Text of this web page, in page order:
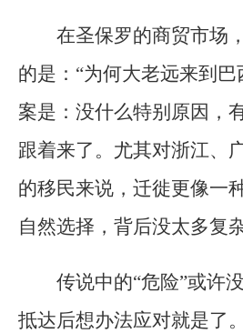
在圣保罗的商贸市场
的是：“为何大老远来到巴
案是：没什么特别原因，
跟着来了。尤其对浙江、
的移民来说，迁徙更像一
自然选择，背后没太多复
传说中的“危险”或许
抵达后想办法应对就是了。